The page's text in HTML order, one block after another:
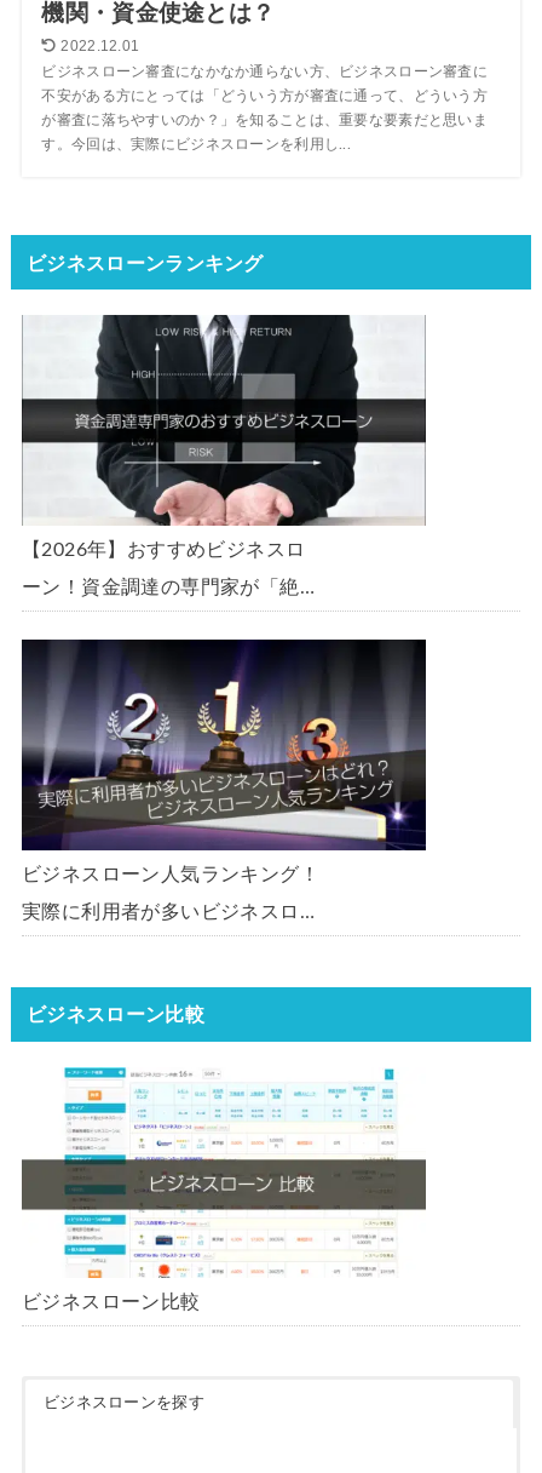
機関・資金使途とは？
2022.12.01
ビジネスローン審査になかなか通らない方、ビジネスローン審査に
不安がある方にとっては「どういう方が審査に通って、どういう方
が審査に落ちやすいのか？」を知ることは、重要な要素だと思いま
す。今回は、実際にビジネスローンを利用し...
ビジネスローンランキング
【2026年】おすすめビジネスロ
ーン！資金調達の専門家が「絶
ーン・事業者ローン・商工ローン
ランキング
ビジネスローン人気ランキング！
実際に利用者が多いビジネスロー
ータ】【2026年版】
ビジネスローン比較
ビジネスローン比較
ビジネスローンを探す